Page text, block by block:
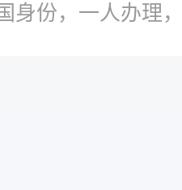
身份，一人办理